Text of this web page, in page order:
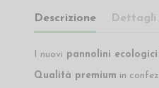
Descrizione
I nuovi pannolini ecologici
Qualità premium in